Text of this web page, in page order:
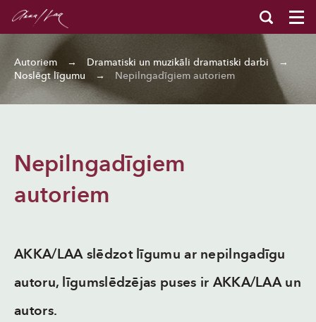
Autoriem → Dramatiski un muzikāli dramatiski darbi
→
Noslēgt līgumu
→ Nepilngadīgiem autoriem
Nepilngadīgiem
autoriem
AKKA/LAA slēdzot līgumu ar nepilngadīgu
autoru, līgumslēdzējas puses ir AKKA/LAA un
autors.